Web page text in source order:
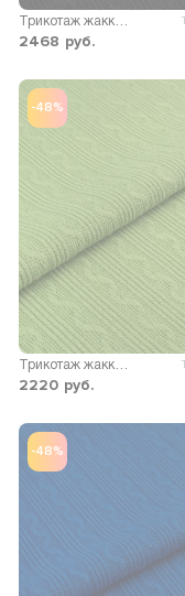
2468 руб.
-48%
Трикотаж жаккард Фея
2220 руб.
-48%